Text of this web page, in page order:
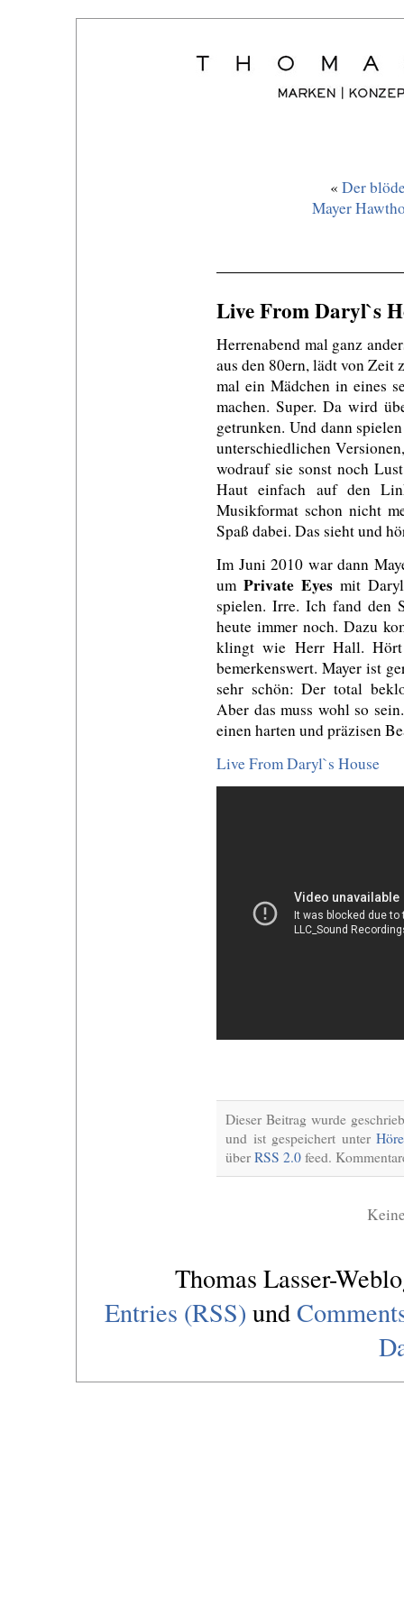
« Der
Mayer
Live From Daryl`s
Herrenabend mal ganz
aus den 80ern, lädt von Zeit
mal ein Mädchen in eines
machen. Super. Da wird
getrunken. Und dann
unterschiedlichen
wodrauf sie sonst noch
Haut einfach auf den
Musikformat schon nicht
Spaß dabei. Das sieht und
Im Juni 2010 war dann
umPrivate Eyes mit
spielen. Irre. Ich fand den
heute immer noch. Dazu
klingt wie Herr Hall.
bemerkenswert. Mayer ist
sehr schön: Der total
Aber das muss wohl so
einen harten und präzisen
Live From Daryl`s House
Dieser Beitrag wurde
und ist gespeichert unter
über RSS 2.0 feed.
Thomas Lasser-
Entries (RSS) und